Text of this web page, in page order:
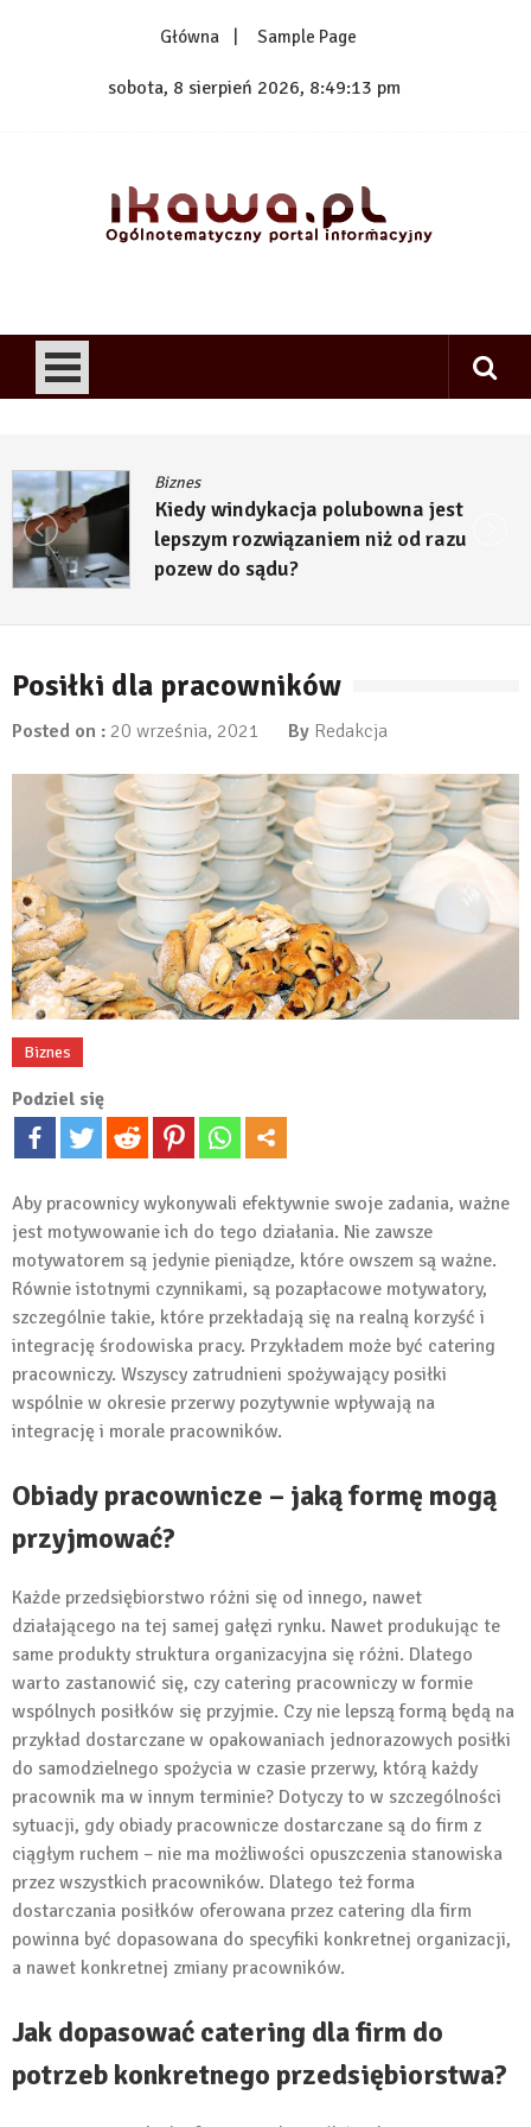
Główna Sample Page
sobota, 8 sierpień 2026, 8:49:14 pm
Biznes
Kiedy windykacja polubowna jest
lepszym rozwiązaniem niż od razu
pozew do sądu?
Posiłki dla pracowników
Posted on : 20 września, 2021 By Redakcja
Biznes
Podziel się
Aby pracownicy wykonywali efektywnie swoje zadania, ważne
jest motywowanie ich do tego działania. Nie zawsze
motywatorem są jedynie pieniądze, które owszem są ważne.
Równie istotnymi czynnikami, są pozapłacowe motywatory,
szczególnie takie, które przekładają się na realną korzyść i
integrację środowiska pracy. Przykładem może być catering
pracowniczy. Wszyscy zatrudnieni spożywający posiłki
wspólnie w okresie przerwy pozytywnie wpływają na
integrację i morale pracowników.
Obiady pracownicze – jaką formę mogą
przyjmować?
Każde przedsiębiorstwo różni się od innego, nawet
działającego na tej samej gałęzi rynku. Nawet produkując te
same produkty struktura organizacyjna się różni. Dlatego
warto zastanowić się, czy catering pracowniczy w formie
wspólnych posiłków się przyjmie. Czy nie lepszą formą będą na
przykład dostarczane w opakowaniach jednorazowych posiłki
do samodzielnego spożycia w czasie przerwy, którą każdy
pracownik ma w innym terminie? Dotyczy to w szczególności
sytuacji, gdy obiady pracownicze dostarczane są do firm z
ciągłym ruchem – nie ma możliwości opuszczenia stanowiska
przez wszystkich pracowników. Dlatego też forma
dostarczania posiłków oferowana przez catering dla firm
powinna być dopasowana do specyfiki konkretnej organizacji,
a nawet konkretnej zmiany pracowników.
Jak dopasować catering dla firm do
potrzeb konkretnego przedsiębiorstwa?